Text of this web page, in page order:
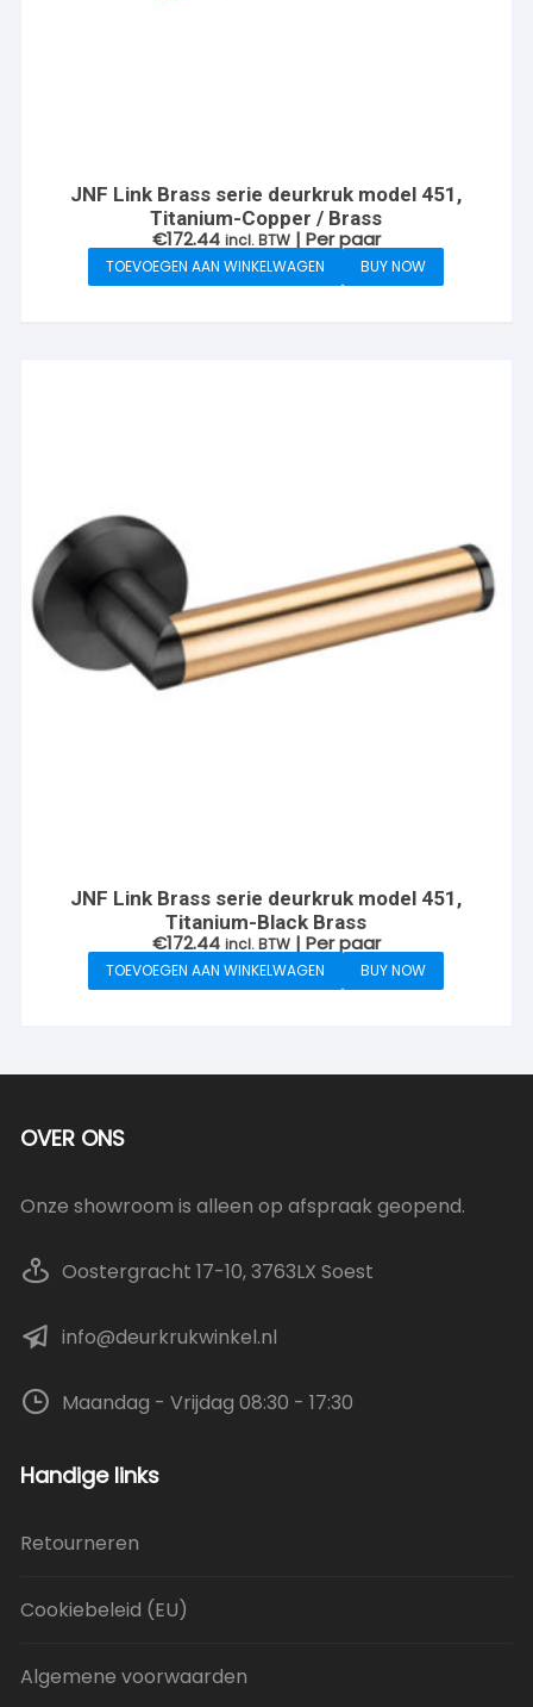
JNF Link Brass serie deurkruk model 451,
Titanium-Copper / Brass
€172.44 incl. BTW | Per paar
TOEVOEGEN AAN WINKELWAGEN BUY NOW
JNF Link Brass serie deurkruk model 451,
Titanium-Black Brass
€172.44 incl. BTW | Per paar
TOEVOEGEN AAN WINKELWAGEN BUY NOW
OVER ONS
Onze showroom is alleen op afspraak geopend.
Oostergracht 17-10, 3763LX Soest
info@deurkrukwinkel.nl
Maandag - Vrijdag 08:30 - 17:30
Handige links
Retourneren
Cookiebeleid (EU)
Algemene voorwaarden